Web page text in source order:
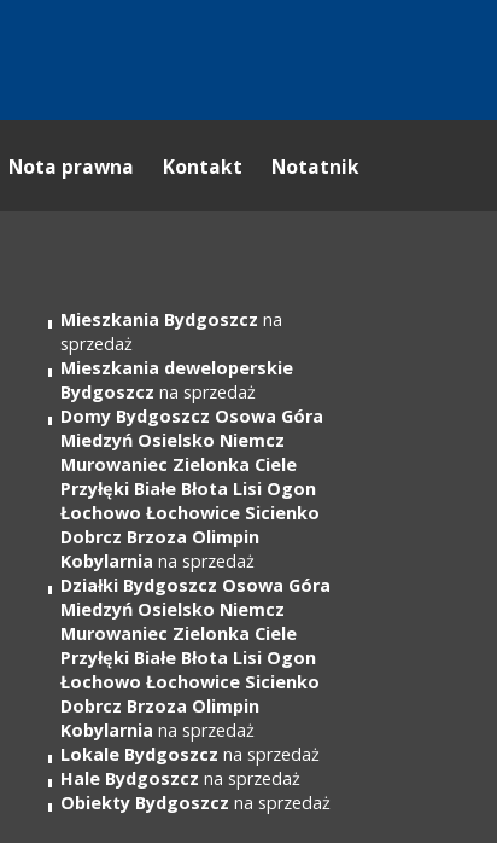
Nota prawna Kontakt Notatnik
Mieszkania Bydgoszcz na
sprzedaż
Mieszkania deweloperskie
Bydgoszcz na sprzedaż
Domy Bydgoszcz Osowa Góra
Miedzyń Osielsko Niemcz
Murowaniec Zielonka Ciele
Przyłęki Białe Błota Lisi Ogon
Łochowo Łochowice Sicienko
Dobrcz Brzoza Olimpin
Kobylarnia na sprzedaż
Działki Bydgoszcz Osowa Góra
Miedzyń Osielsko Niemcz
Murowaniec Zielonka Ciele
Przyłęki Białe Błota Lisi Ogon
Łochowo Łochowice Sicienko
Dobrcz Brzoza Olimpin
Kobylarnia na sprzedaż
Lokale Bydgoszcz na sprzedaż
Hale Bydgoszcz na sprzedaż
Obiekty Bydgoszcz na sprzedaż